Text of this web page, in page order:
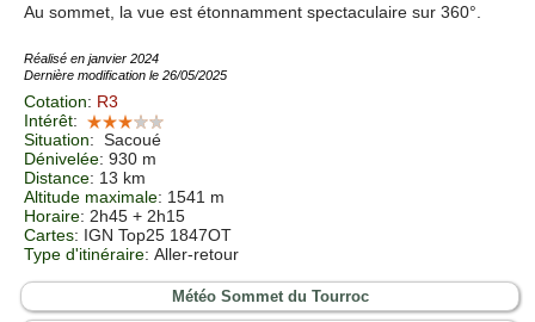
Au sommet, la vue est étonnamment spectaculaire sur 360°.
Réalisé en janvier 2024
Dernière modification le 26/05/2025
Cotation: R3
Intérêt:
Situation: Sacoué
Dénivelée: 930 m
Distance: 13 km
Altitude maximale: 1541 m
Horaire: 2h45 + 2h15
Cartes: IGN Top25 1847OT
Type d'itinéraire: Aller-retour
Météo Sommet du Tourroc